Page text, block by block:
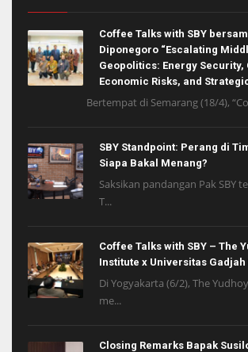
Coffee Talks with SBY
Diponegoro “Escalating
Geopolitics: Energy Security,
Economic Risks, and
Bertempat di Semarang (18/4),
SBY Standpoint: Perang di
Siapa Bakal Menang?
Saksikan pandangan Pak SBY
T...
Coffee Talks with SBY – The
Institute x Universitas Gadjah
Di Yogyakarta (6/2), The
me...
Closing Remarks Bapak